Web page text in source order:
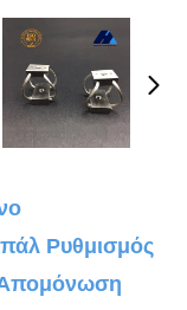
Ρυθμισμός
Απομόνωση